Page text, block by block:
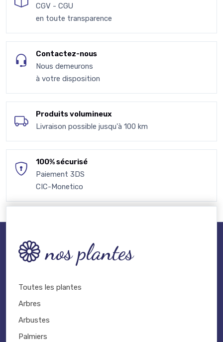
CGV - CGU
en toute transparence
Contactez-nous
Nous demeurons
à votre disposition
Produits volumineux
Livraison possible jusqu'à 100 km
100% sécurisé
Paiement 3DS
CIC-Monetico
nos plantes
Toutes les plantes
Arbres
Arbustes
Palmiers